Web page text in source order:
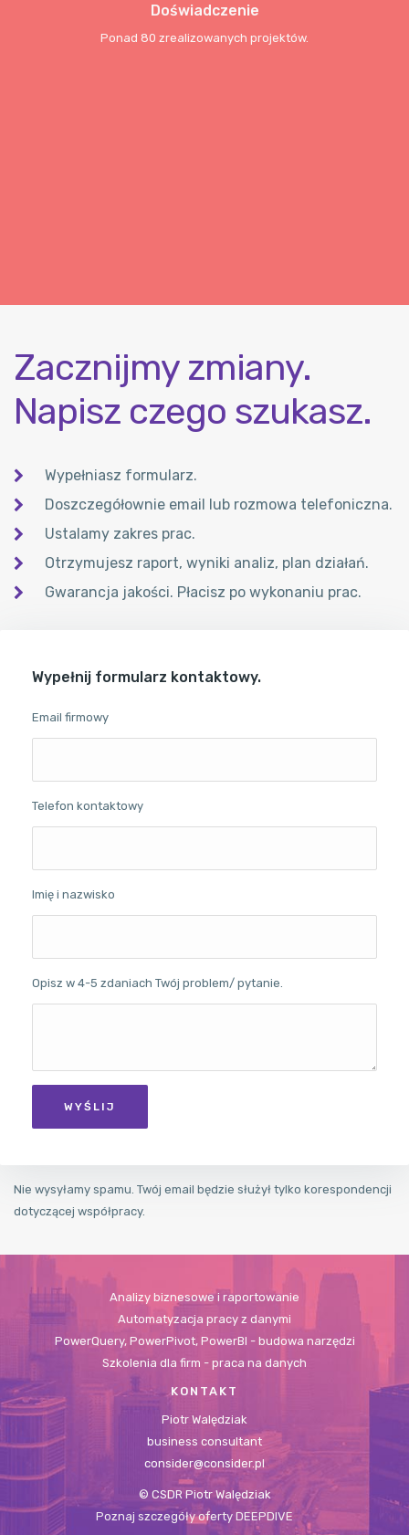
Doświadczenie
Ponad 80 zrealizowanych projektów.
Zacznijmy zmiany.
Napisz czego szukasz.
Wypełniasz formularz.
Doszczegółownie email lub rozmowa telefoniczna.
Ustalamy zakres prac.
Otrzymujesz raport, wyniki analiz, plan działań.
Gwarancja jakości. Płacisz po wykonaniu prac.
Wypełnij formularz kontaktowy.
Email firmowy
Telefon kontaktowy
Imię i nazwisko
Opisz w 4-5 zdaniach Twój problem/ pytanie.
WYŚLIJ
Nie wysyłamy spamu. Twój email będzie służył tylko korespondencji
dotyczącej współpracy.
Analizy biznesowe i raportowanie
Automatyzacja pracy z danymi
PowerQuery, PowerPivot, PowerBI - budowa narzędzi
Szkolenia dla firm - praca na danych
KONTAKT
Piotr Walędziak
business consultant
consider@consider.pl
© CSDR Piotr Walędziak
Poznaj szczegóły oferty DEEPDIVE